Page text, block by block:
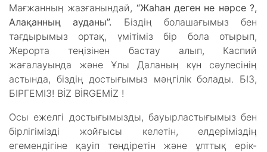
Мағжанның жазғанындай, “Жаһан деген не нәрсе ?,
Алақанның ауданы”. Біздің болашағымыз бен
тағдырымыз ортақ, үмітіміз бір бола отырып,
Жерорта теңізінен бастау алып, Каспий
жағалауында және Ұлы Даланың күн сәулесінің
астында, біздің достығымыз мәңгілік болады. БІЗ,
БІРГЕМІЗ! BİZ BİRGEMİZ !
Осы ежелгі достығымызды, бауырластығымыз бен
бірлігімізді жойғысы келетін, елдеріміздің
егемендігіне қауіп төндіретін және ұлттық ерік-